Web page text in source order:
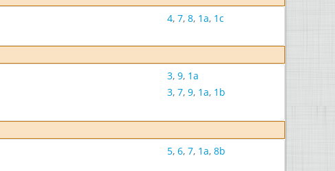
4, 7, 8, 1a, 1c
3, 9, 1a
3, 7, 9, 1a, 1b
5, 6, 7, 1a, 8b